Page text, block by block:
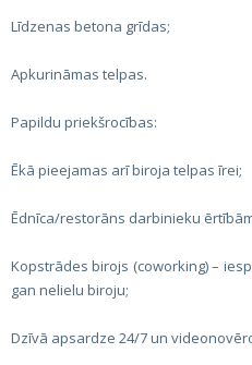
Līdzenas betona grīdas;
Apkurināmas telpas.
Papildu priekšrocības:
Ēkā pieejamas arī biroja telpas īrei;
Ēdnīca/restorāns darbinieku
Kopstrādes birojs (coworking) –
gan nelielu biroju;
Dzīvā apsardze 24/7 un